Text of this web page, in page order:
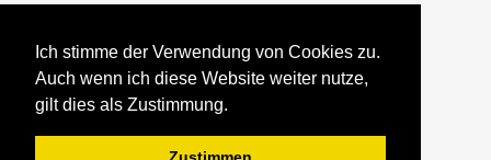
Ich stimme der Verwendung von Cookies zu.
Auch wenn ich diese Website weiter nutze,
gilt dies als Zustimmung.